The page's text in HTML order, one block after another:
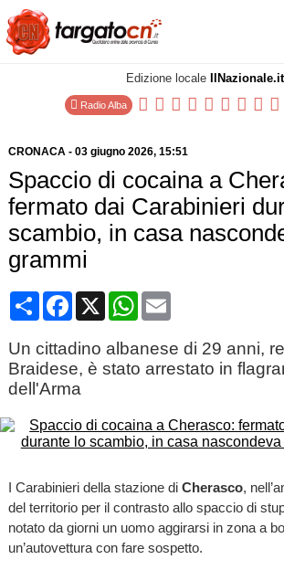
Edizione locale IlNazionale.it
Radio Alba
CRONACA- 03 giugno 2026, 15:51
Spaccio di cocaina a
fermato dai Carabinieri
scambio, in casa
grammi
CondividiFacebook
X WhatsApp
Email
Un cittadino albanese di 29 anni,
Braidese, è stato arrestato in
dell'Arma
I Carabinieri della stazione di Cherasco,
del territorio per il contrasto allo spaccio di
notato da giorni un uomo aggirarsi in zona a
un’autovettura con fare sospetto.